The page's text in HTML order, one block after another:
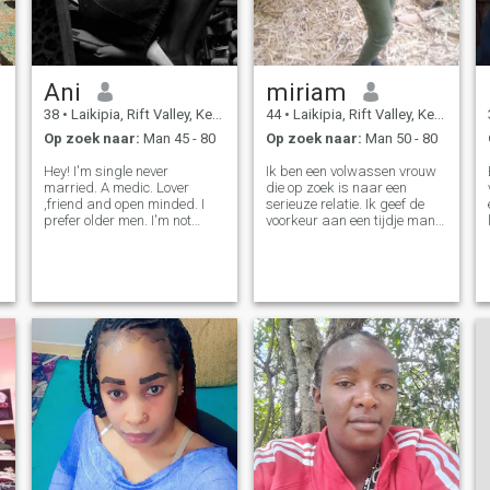
Ani
38 • Laikipia, Rift Valley, Kenya
Op zoek naar: Man 45 - 80
Hey! I'm single never
married. A medic. Lover
,friend and open minded. I
prefer older men. I'm not
care of me too.
miriam
44 • Laikipia, Rift Valley, Kenya
Op zoek naar: Man 50 - 80
Ik ben een volwassen vrouw
die op zoek is naar een
serieuze relatie. Ik geef de
voorkeur aan een tijdje man